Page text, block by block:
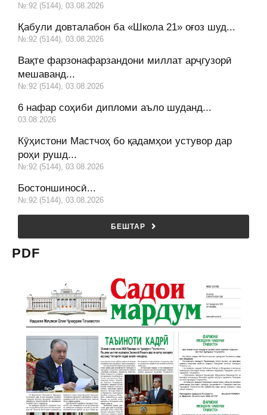
№:92 (5144), 03.08.2026
Қабули довталабон ба «Школа 21» оғоз шуд...
№:92 (5144), 03.08.2026
Вақте фарзонафарзандони миллат арҷгузорӣ
мешаванд...
№:92 (5144), 03.08.2026
6 нафар соҳиби дипломи аъло шуданд...
03.08.2026
Кӯҳистони Мастчоҳ бо қадамҳои устувор дар
роҳи рушд...
№:92 (5144), 03.08.2026
Бостоншиносӣ...
№:92 (5144), 03.08.2026
БЕШТАР
PDF